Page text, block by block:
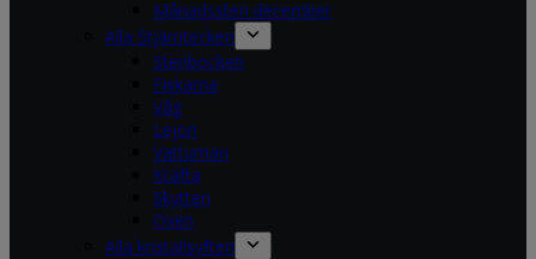
Månadssten december
Alla Stjärntecken
Stenbocken
Fiskarna
Våg
Lejon
Vattuman
Kräfta
Skytten
Oxen
Alla kristallsyften